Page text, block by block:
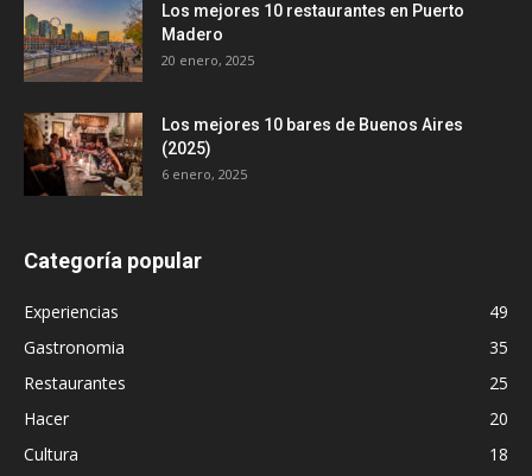
Los mejores 10 restaurantes en Puerto
Madero
20 enero, 2025
Los mejores 10 bares de Buenos Aires
(2025)
6 enero, 2025
Categoría popular
Experiencias
49
Gastronomia
35
Restaurantes
25
Hacer
20
Cultura
18